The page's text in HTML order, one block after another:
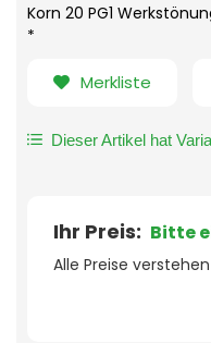
Korn 20 PG1
*
Merkliste
Dieser Artikel hat
Ihr Preis: Bitte
Alle Preise